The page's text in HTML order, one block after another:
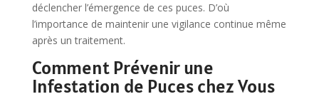
déclencher l’émergence de ces puces. D’où
l’importance de maintenir une vigilance continue même
après un traitement.
Comment Prévenir une
Infestation de Puces chez Vous